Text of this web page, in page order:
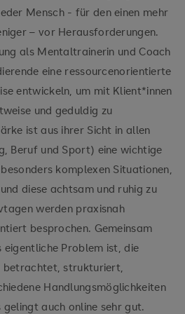
Mensch - für den einen mehr
– vor Herausforderungen.
als Mentaltrainerin und Coach
eine ressourcenorientierte
entwickeln, um mit Klient*innen
und geduldig zu
ist aus ihrer Sicht in allen
Beruf und Sport) eine wichtige
komplexen Situationen,
diese achtsam und ruhig zu
werden praxisnah
besprochen. Gemeinsam
Problem ist, die
betrachtet, strukturiert,
Handlungsmöglichkeiten
auch online sehr gut.